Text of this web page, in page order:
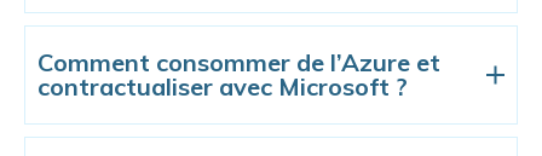
Comment consommer de l’Azure et
contractualiser avec Microsoft ?